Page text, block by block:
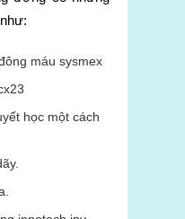
máu sysmex
học một cách